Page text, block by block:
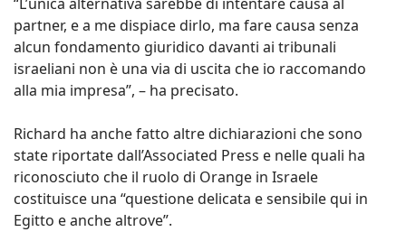
partner, e a me dispiace dirlo, ma fare causa senza
alcun fondamento giuridico davanti ai tribunali
israeliani non è una via di uscita che io raccomando
alla mia impresa”, – ha precisato.
Richard ha anche fatto altre dichiarazioni che sono
state riportate dall’Associated Press e nelle quali ha
riconosciuto che il ruolo di Orange in Israele
costituisce una “questione delicata e sensibile qui in
Egitto e anche altrove”.